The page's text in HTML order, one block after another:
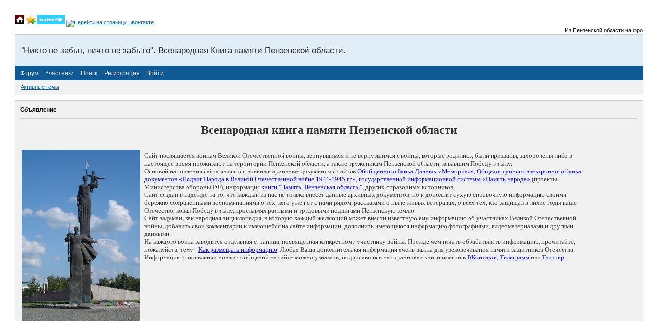
Из Пензенской области на фронты
"Никто не забыт, ничто не забыто". Всенародная Книга памяти Пензенской области.
Форум Участники Поиск Регистрация Войти
Активные темы
Объявление
Всенародная книга памяти Пензенской области
Сайт посвящается воинам Великой Отечественной войны, вернувшимся и не вернувшимся с войны, которые родились, были призваны, захоронены либо в
настоящее время проживают на территории Пензенской области, а также труженикам Пензенской области, ковавшим Победу в тылу.
Основой наполнения сайта являются военные архивные документы с сайтов Обобщенного Банка Данных «Мемориал», Общедоступного электронного банка
документов «Подвиг Народа в Великой Отечественной войне 1941-1945 гг.», государственной информационной системы «Память народа» (проекты
Министерства обороны РФ), информация книги "Память. Пензенская область.", других справочных источников.
Сайт создан в надежде на то, что каждый из нас не только внесёт данные архивных документов, но и дополнит сухую справочную информацию своими
бережно сохраненными воспоминаниями о тех, кого уже нет с нами рядом, рассказами о ныне живых ветеранах, о всех тех, кто защищал в лихие годы наше
Отечество, ковал Победу в тылу, прославлял ратными и трудовыми подвигами Пензенскую землю.
Сайт задуман, как народная энциклопедия, в которую каждый желающий может внести известную ему информацию об участниках Великой Отечественной
войны, добавить свои комментарии к имеющейся на сайте информации, дополнить имеющуюся информацию фотографиями, видеоматериалами и другими
данными.
На каждого воина заводится отдельная страница, посвященная конкретному участнику войны. Прежде чем начать обрабатывать информацию, прочитайте,
пожалуйста, тему - Как размещать информацию. Любая Ваша дополнительная информация очень важна для увековечивания памяти защитников Отечества.
Информацию о появлении новых сообщений на сайте можно узнавать, подписавшись на страничках книги памяти в ВКонтакте, Телеграмм или Твиттер.